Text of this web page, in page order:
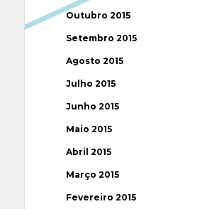
Outubro 2015
Setembro 2015
Agosto 2015
Julho 2015
Junho 2015
Maio 2015
Abril 2015
Março 2015
Fevereiro 2015